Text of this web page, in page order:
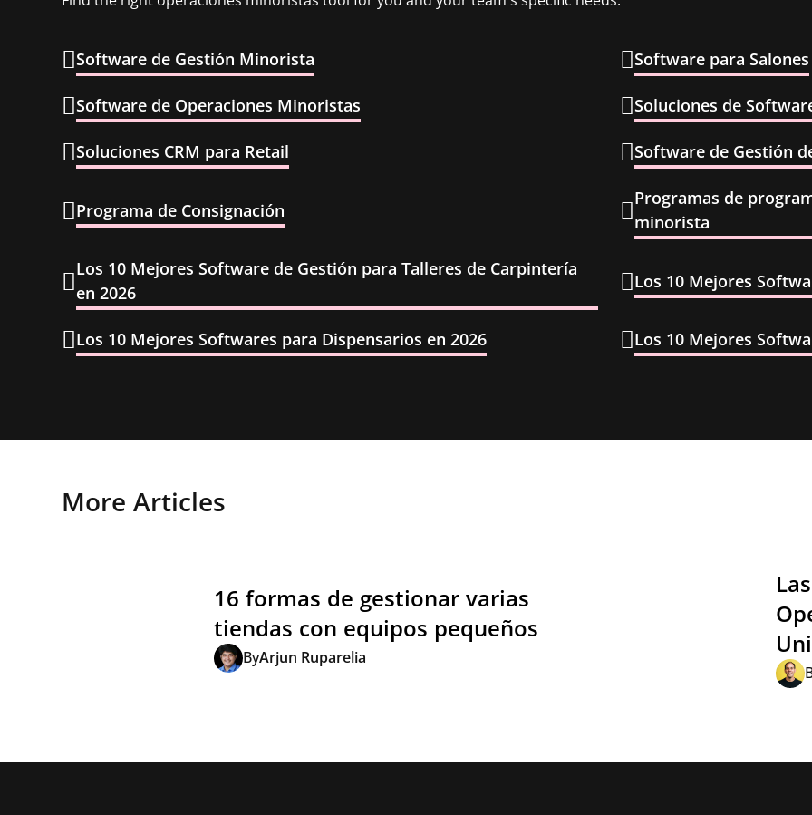
Software de Gestión Minorista Software para Salones
Software de Operaciones Minoristas Soluciones de
Soluciones CRM para Retail Software de Gestión
Programa de Consignación
Programas de
minorista
Los 10 Mejores Software de Gestión para Talleres de Carpintería
en 2026
Los 10 Mejores
Los 10 Mejores Softwares para Dispensarios en 2026 Los 10 Mejores
More Articles
16 formas de gestionar varias
tiendas con equipos pequeños
ByArjun Ruparelia